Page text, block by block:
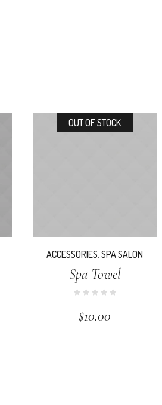
OUT OF STOCK
ACCESSORIES,SPA SALON
Spa Towel
$10.00